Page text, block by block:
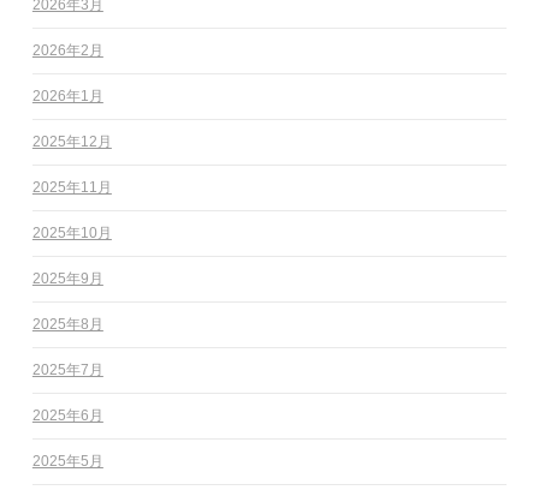
2026年3月
2026年2月
2026年1月
2025年12月
2025年11月
2025年10月
2025年9月
2025年8月
2025年7月
2025年6月
2025年5月